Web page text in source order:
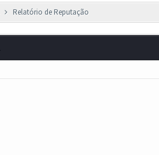
Relatório de Reputação